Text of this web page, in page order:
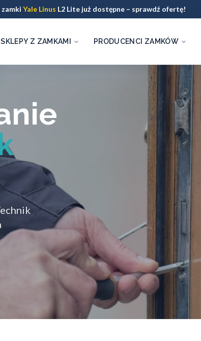
Yale Linus L2 Lite już dostępne – sprawdź ofertę!
SKLEPY Z ZAMKAMI PRODUCENCI ZAMKÓW